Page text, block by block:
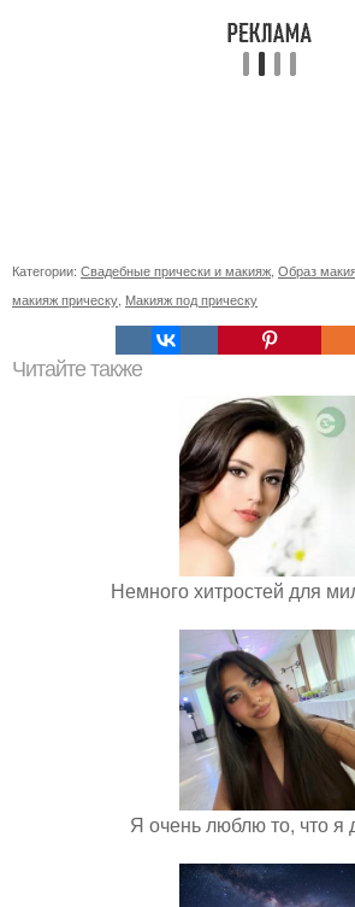
Категории: Свадебные прически и макияж Образ
макияж прическу Макияж под прическу
Читайте также
Немного хитростей для
Я очень люблю то, что я